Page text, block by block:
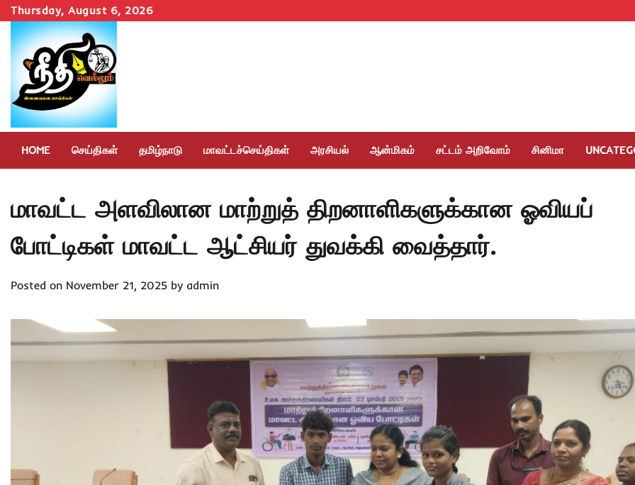
Skip
to
content
Thursday, August 6, 2026
HOME செய்திகள் தமிழ்நாடு மாவட்டச்செய்திகள் அரசியல் ஆன்மிகம் சட்டம் அறிவோம் சினிமா
மாவட்ட அளவிலான மாற்றுத் திறனாளிகளுக்கான ஓவியப்
போட்டிகள் மாவட்ட ஆட்சியர் துவக்கி வைத்தார்.
Posted on November 21, 2025 by admin